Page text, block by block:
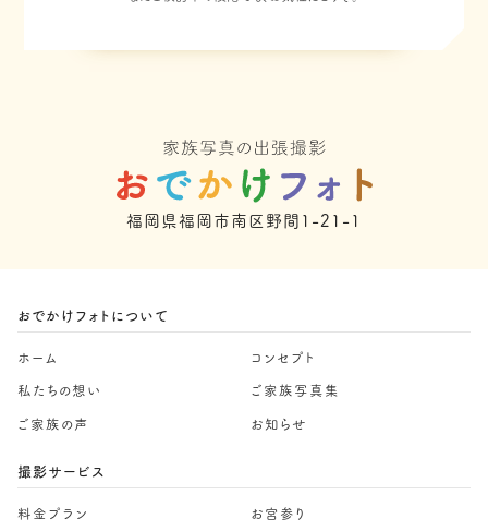
福岡県福岡市南区野間1-21-1
おでかけフォトについて
ホーム コンセプト
私たちの想い ご家族写真集
ご家族の声 お知らせ
撮影サービス
料金プラン お宮参り